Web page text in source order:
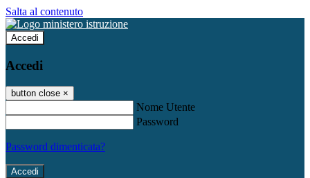
Salta al contenuto
Accedi
Accedi
button close ×
Nome Utente
Password
Password dimenticata?